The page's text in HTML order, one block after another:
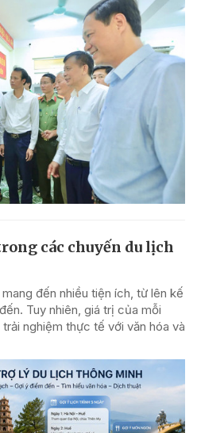
các chuyến du lịch
đến nhiều tiện ích, từ lên kế
Tuy nhiên, giá trị của mỗi
nghiệm thực tế với văn hóa và